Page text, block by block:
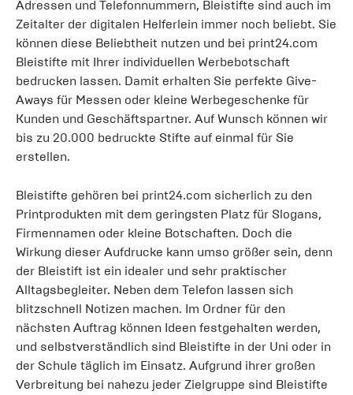
Adressen und Telefonnummern, Bleistifte sind auch im
Zeitalter der digitalen Helferlein immer noch beliebt. Sie
können diese Beliebtheit nutzen und bei print24.com
Bleistifte mit Ihrer individuellen Werbebotschaft
bedrucken lassen. Damit erhalten Sie perfekte Give-
Aways für Messen oder kleine Werbegeschenke für
Kunden und Geschäftspartner. Auf Wunsch können wir
bis zu 20.000 bedruckte Stifte auf einmal für Sie
erstellen.
Bleistifte gehören bei print24.com sicherlich zu den
Printprodukten mit dem geringsten Platz für Slogans,
Firmennamen oder kleine Botschaften. Doch die
Wirkung dieser Aufdrucke kann umso größer sein, denn
der Bleistift ist ein idealer und sehr praktischer
Alltagsbegleiter. Neben dem Telefon lassen sich
blitzschnell Notizen machen. Im Ordner für den
nächsten Auftrag können Ideen festgehalten werden,
und selbstverständlich sind Bleistifte in der Uni oder in
der Schule täglich im Einsatz. Aufgrund ihrer großen
Verbreitung bei nahezu jeder Zielgruppe sind Bleistifte